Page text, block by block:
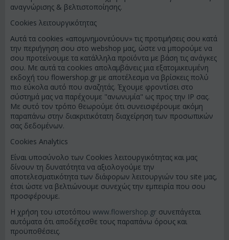
αναγνώρισης & βελτιστοποίησης.
Cookies λειτουργικότητας
Αυτά τα cookies «απομνημονεύουν» τις προτιμήσεις σου κατά
την περιήγηση σου στο webshop μας, ώστε να μπορούμε να
σου προτείνουμε τα κατάλληλα προϊόντα με βάση τις ανάγκες
σου. Με αυτά τα cookies απολαμβάνεις μια εξατομικευμένη
εκδοχή του flowershop.gr με αποτέλεσμα να βρίσκεις πολύ
πιο εύκολα αυτό που αναζητάς. Έχουμε φροντίσει στο
σύστημά μας να παρέχουμε "ανωνυμία" ως προς την IP σας.
Με συτό τον τρόπο θεωρούμε ότι συνεισφέρουμε ακόμη
παραπάνω στην διακριτικότατη διαχείρηση των προσωπικών
σας δεδομένων.
Cookies Analytics
Είναι υποσύνολο των Cookies λειτουργικότητας και μας
δίνουν τη δυνατότητα να αξιολογούμε την
αποτελεσματικότητα των διάφορων λειτουργιών του site μας,
έτσι ώστε να βελτιώνουμε συνεχώς την εμπειρία που σου
προσφέρουμε.
Η χρήση του ιστοτόπου www.flowershop.gr συνεπάγεται
αυτόματα ότι αποδέχεσθε τους παραπάνω όρους και
προϋποθέσεις.